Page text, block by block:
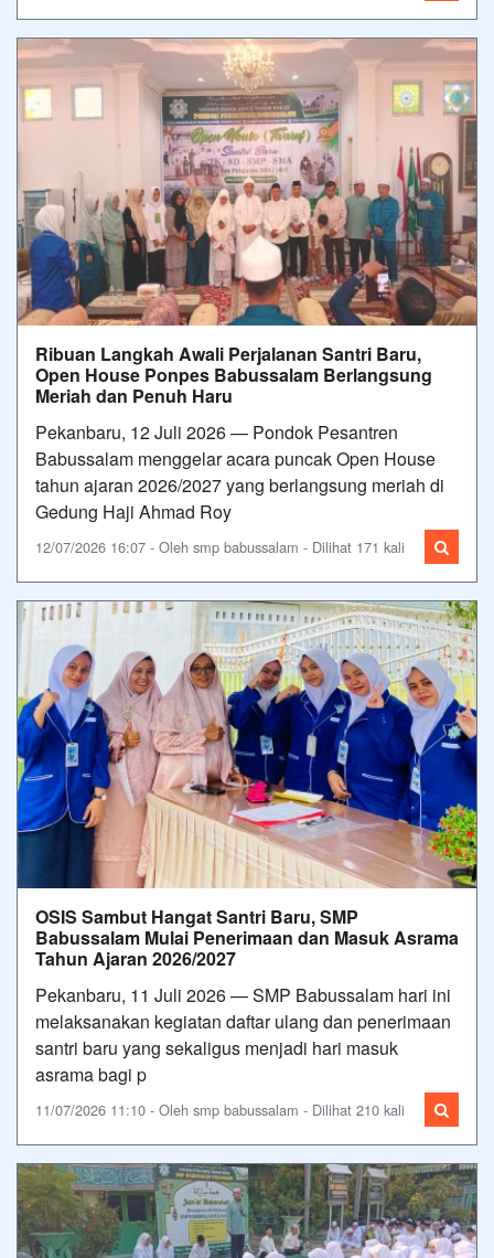
Ribuan Langkah Awali Perjalanan Santri Baru,
Open House Ponpes Babussalam Berlangsung
Meriah dan Penuh Haru
Pekanbaru, 12 Juli 2026 — Pondok Pesantren
Babussalam menggelar acara puncak Open House
tahun ajaran 2026/2027 yang berlangsung meriah di
Gedung Haji Ahmad Roy
12/07/2026 16:07 - Oleh smp babussalam - Dilihat 171 kali
OSIS Sambut Hangat Santri Baru, SMP
Babussalam Mulai Penerimaan dan Masuk Asrama
Tahun Ajaran 2026/2027
Pekanbaru, 11 Juli 2026 — SMP Babussalam hari ini
melaksanakan kegiatan daftar ulang dan penerimaan
santri baru yang sekaligus menjadi hari masuk
asrama bagi p
11/07/2026 11:10 - Oleh smp babussalam - Dilihat 210 kali